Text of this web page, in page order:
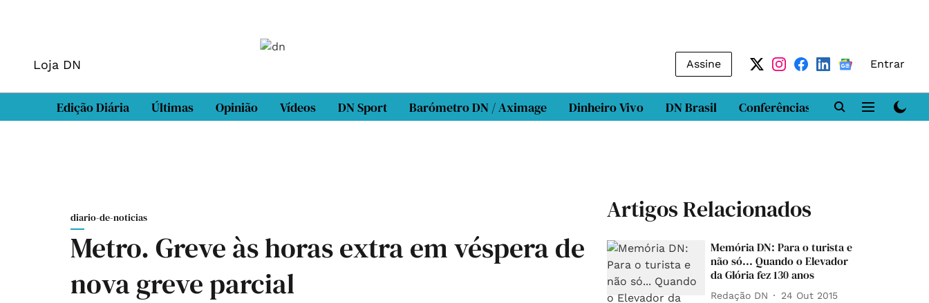
Loja DN Assine Entrar
Edição Diária Últimas Opinião Vídeos DN Sport Barómetro DN / Aximage Dinheiro Vivo DN Brasil Conferências DN LAB
diario-de-noticias
Metro. Greve às horas extra em véspera de
nova greve parcial
Artigos Relacionados
Memória DN: Para o turista e
não só... Quando o Elevador
da Glória fez 130 anos
Redação DN 24 Out 2015